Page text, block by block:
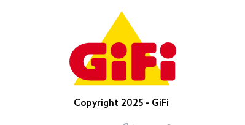
Copyright 2025 - GiFi